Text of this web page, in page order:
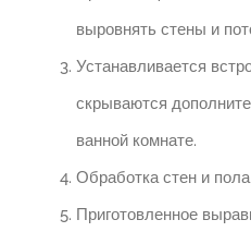
выровнять стены и
Устанавливается
скрываются
ванной комнате.
Обработка стен и
Приготовленное